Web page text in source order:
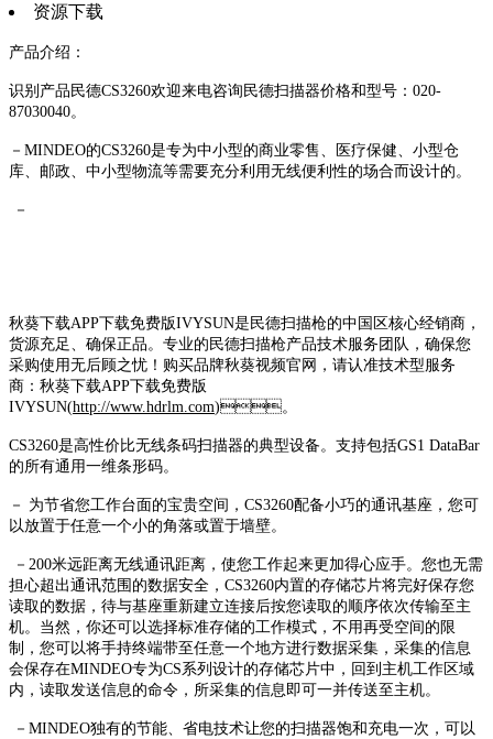
资源下载
产品介绍：
识别产品民德CS3260欢迎来电咨询民德扫描器价格和型号：020-
87030040。
－MINDEO的CS3260是专为中小型的商业零售、医疗保健、小型仓
库、邮政、中小型物流等需要充分利用无线便利性的场合而设计的。
－
秋葵下载APP下载免费版IVYSUN是民德扫描枪的中国区核心经销商，
货源充足、确保正品。专业的民德扫描枪产品技术服务团队，确保您
采购使用无后顾之忧！购买品牌秋葵视频官网，请认准技术型服务
商：秋葵下载APP下载免费版
IVYSUN(http://www.hdrlm.com)。
CS3260是高性价比无线条码扫描器的典型设备。支持包括GS1 DataBar
的所有通用一维条形码。
－ 为节省您工作台面的宝贵空间，CS3260配备小巧的通讯基座，您可
以放置于任意一个小的角落或置于墙壁。
－200米远距离无线通讯距离，使您工作起来更加得心应手。您也无需
担心超出通讯范围的数据安全，CS3260内置的存储芯片将完好保存您
读取的数据，待与基座重新建立连接后按您读取的顺序依次传输至主
机。当然，你还可以选择标准存储的工作模式，不用再受空间的限
制，您可以将手持终端带至任意一个地方进行数据采集，采集的信息
会保存在MINDEO专为CS系列设计的存储芯片中，回到主机工作区域
内，读取发送信息的命令，所采集的信息即可一并传送至主机。
－MINDEO独有的节能、省电技术让您的扫描器饱和充电一次，可以